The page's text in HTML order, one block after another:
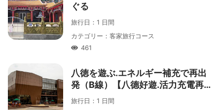
ぐる
旅行日 ： 1 日間
カテゴリー ： 客家旅行コース
人氣461
八徳を遊ぶ․エネルギー補充で再出
発（B線）【八德好遊․活力充電再出
發 (B線)】
旅行日 ： 1 日間